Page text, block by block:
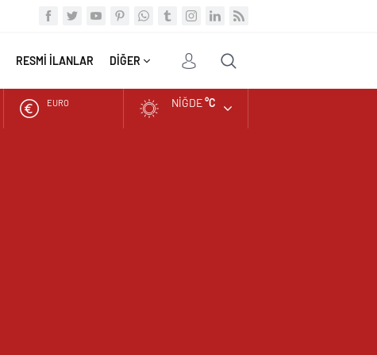
RESMİ İLANLAR DİĞER
EURO NIĞDE°C